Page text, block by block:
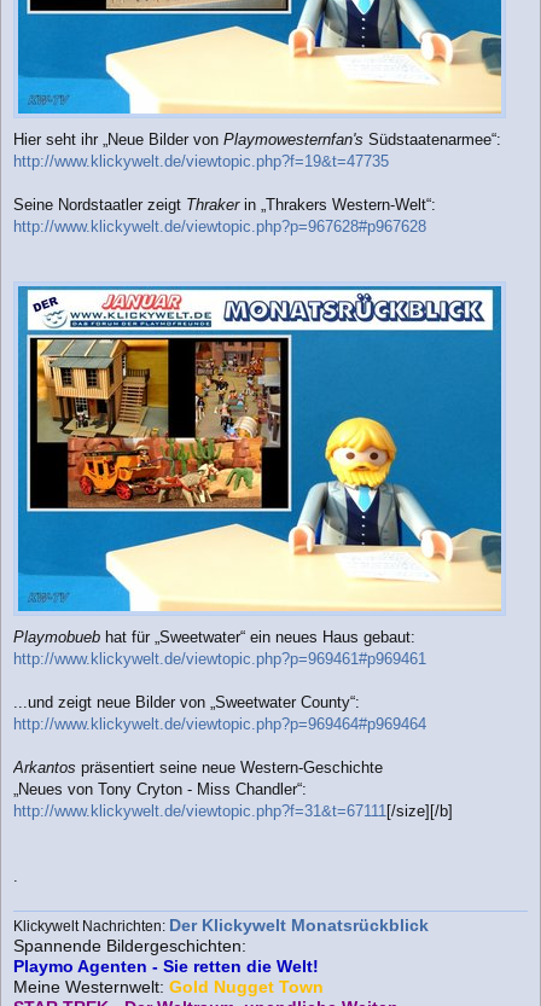
Hier seht ihr „Neue Bilder von Playmowesternfan's Südstaatenarmee“:
http://www.klickywelt.de/viewtopic.php?f=19&t=47735
Seine Nordstaatler zeigt Thrakerin „Thrakers Western-Welt“:
http://www.klickywelt.de/viewtopic.php?p=967628#p967628
Playmobueb hat für „Sweetwater“ ein neues Haus gebaut:
http://www.klickywelt.de/viewtopic.php?p=969461#p969461
...und zeigt neue Bilder von „Sweetwater County“:
http://www.klickywelt.de/viewtopic.php?p=969464#p969464
Arkantos präsentiert seine neue Western-Geschichte
„Neues von Tony Cryton - Miss Chandler“:
http://www.klickywelt.de/viewtopic.php?f=31&t=67111[/size][/b]
.
Klickywelt Nachrichten: Der Klickywelt Monatsrückblick
Spannende Bildergeschichten:
Playmo Agenten - Sie retten die Welt!
Meine Westernwelt: Gold Nugget Town